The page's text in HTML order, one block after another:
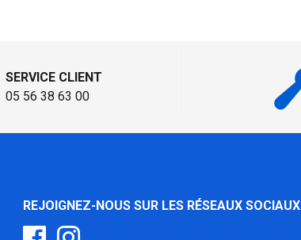
SERVICE CLIENT
05 56 38 63 00
REJOIGNEZ-NOUS SUR LES RÉSEAUX SOCIAUX